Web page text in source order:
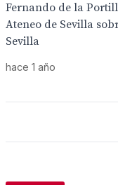
Fernando de la
Ateneo de Sevilla
Sevilla
hace 1 año